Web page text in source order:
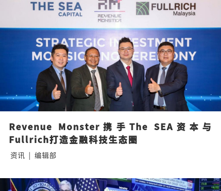
Revenue Monster携手The SEA资本与
Fullrich打造金融科技生态圈
资讯 | 编辑部